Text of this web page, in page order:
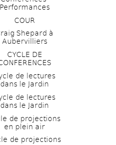
Performances
COUR
Shepard à
Aubervilliers
CYCLE DE
de lectures
dans le Jardin
de lectures
dans le Jardin
de projections
en plein air
de projections